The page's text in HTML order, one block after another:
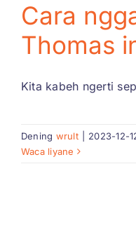
Cara
Thomas
Kita kabeh ngerti
Dening wrult 2023-12-
Waca liyane